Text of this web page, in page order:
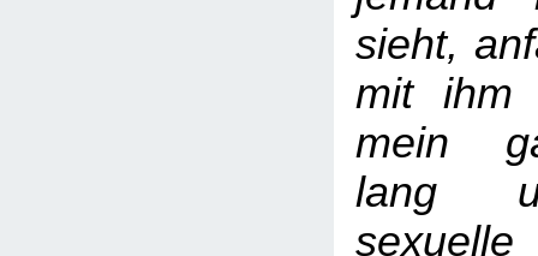
sieht,
mit ihm
mein
lang